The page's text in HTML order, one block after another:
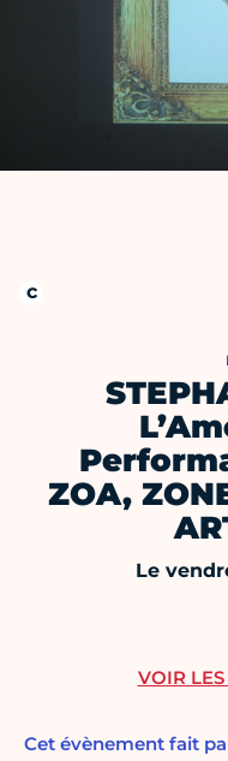
ZOA,
Le
Cet évènement fait
VOIR